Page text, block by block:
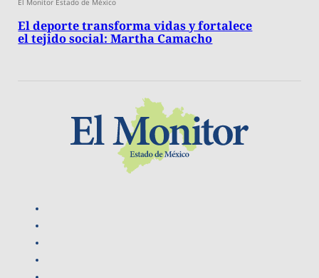
El deporte transforma vidas y fortalece
el tejido social: Martha Camacho